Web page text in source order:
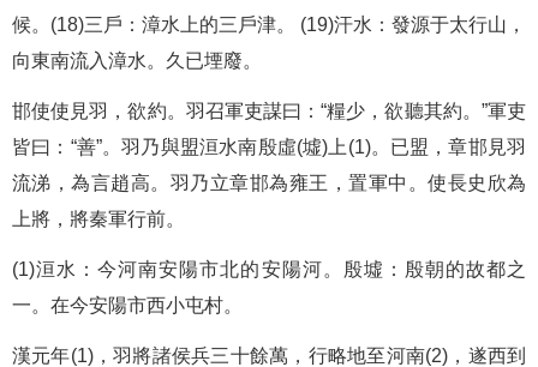
候。(18)三戶：漳水上的三戶津。 (19)汗水：發源于太行山，
向東南流入漳水。久已堙廢。
邯使使見羽，欲約。羽召軍吏謀曰：“糧少，欲聽其約。”軍吏
皆曰：“善”。羽乃與盟洹水南殷虛(墟)上(1)。已盟，章邯見羽
流涕，為言趙高。羽乃立章邯為雍王，置軍中。使長史欣為
上將，將秦軍行前。
(1)洹水：今河南安陽市北的安陽河。殷墟：殷朝的故都之
一。在今安陽市西小屯村。
漢元年(1)，羽將諸侯兵三十餘萬，行略地至河南(2)，遂西到